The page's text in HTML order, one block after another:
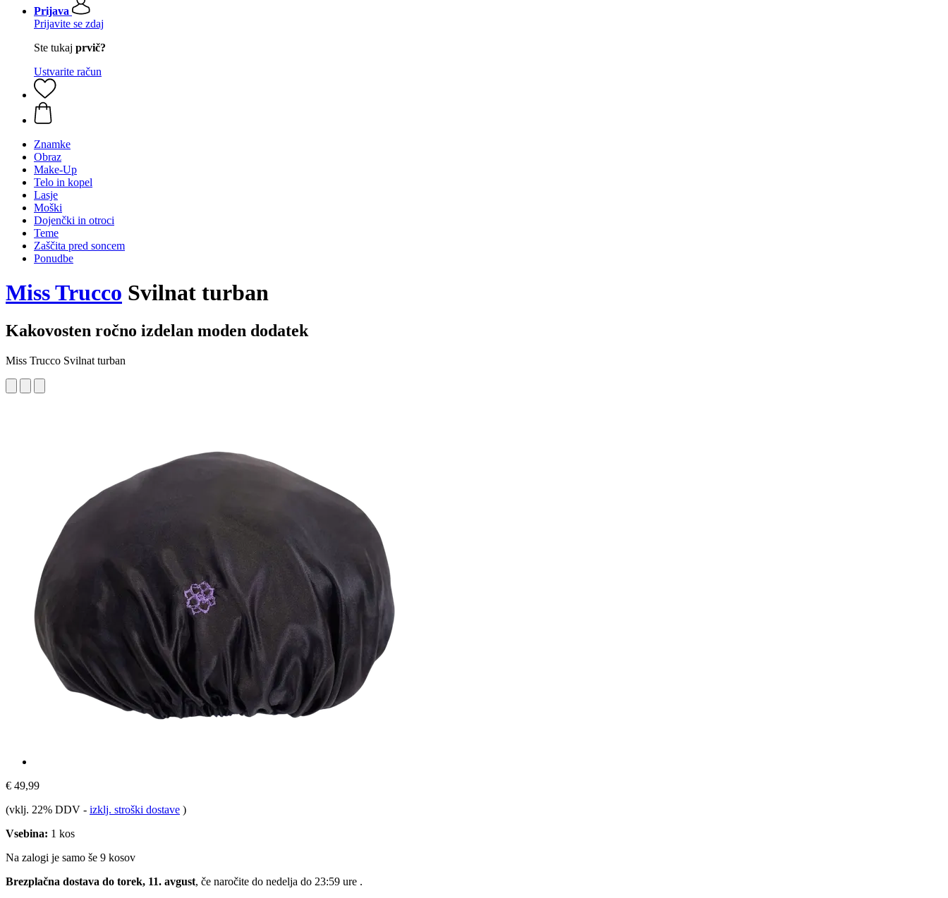
Prijava
Prijavite se zdaj
Ste tukaj prvič?
Ustvarite račun
Znamke
Obraz
Make-Up
Telo in kopel
Lasje
Moški
Dojenčki in otroci
Teme
Zaščita pred soncem
Ponudbe
Miss Trucco Svilnat turban
Kakovosten ročno izdelan moden dodatek
Miss Trucco Svilnat turban
€ 49,99
(vklj. 22% DDV - izklj. stroški dostave )
Vsebina: 1 kos
Na zalogi je samo še 9 kosov
Brezplačna dostava do torek, 11. avgust, če naročite do nedelja do 23:59 ure .